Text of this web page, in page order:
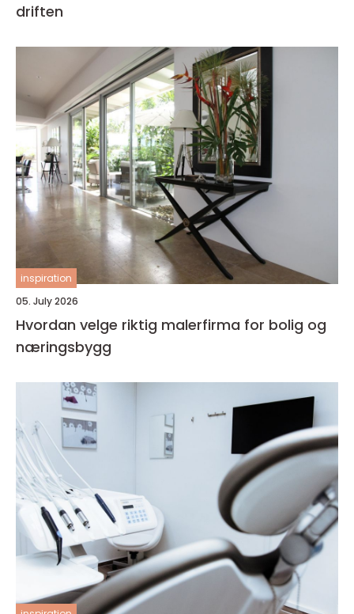
driften
inspiration
05. July 2026
Hvordan velge riktig malerfirma for bolig og
næringsbygg